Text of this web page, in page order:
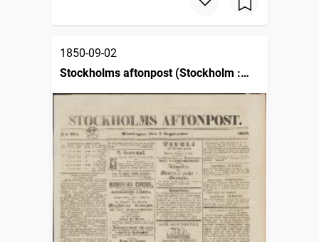
1850-09-02
Stockholms aftonpost (Stockholm :
1848)